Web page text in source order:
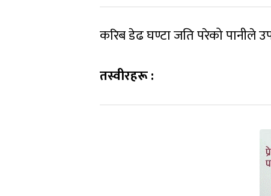
करिब डेढ घण्टा जति परेको पानीले
तस्वीरहरू :